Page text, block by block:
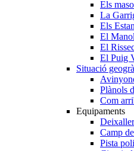
Els
La
Els
El
El
El Puig
Situació
Plànols
Com
Equipaments
Camp
Pista